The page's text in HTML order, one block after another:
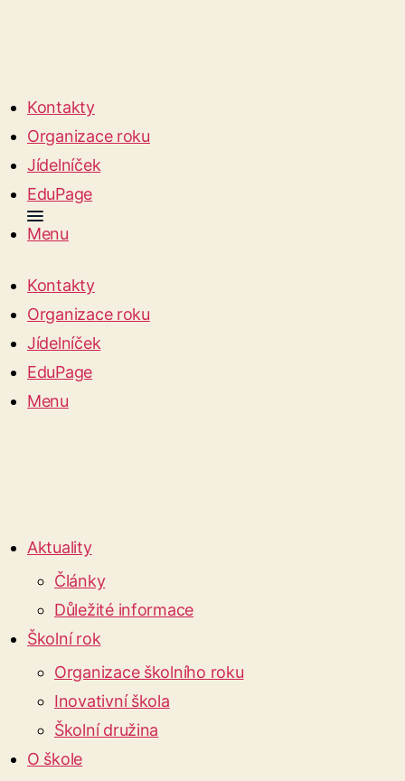
Kontakty
Organizace roku
Jídelníček
EduPage
Menu
Kontakty
Organizace roku
Jídelníček
EduPage
Menu
Aktuality
Články
Důležité informace
Školní rok
Organizace školního roku
Inovativní škola
Školní družina
O škole